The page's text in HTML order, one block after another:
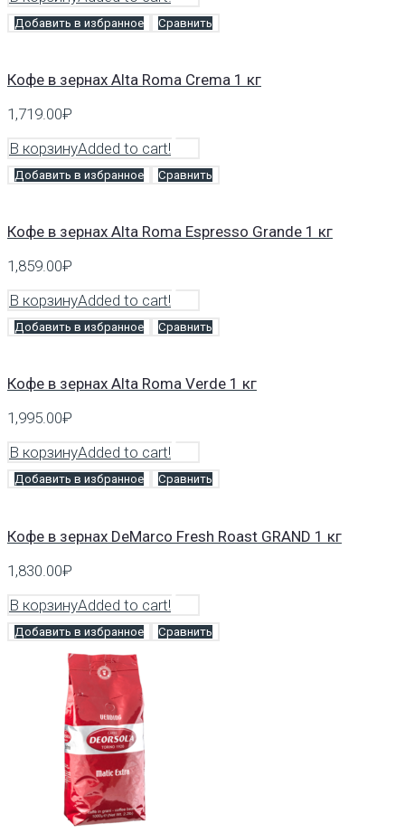
Добавить в избранное Сравнить
Кофе в зернах Alta Roma Crema 1 кг
1,719.00₽
В корзинуAdded to cart!
Добавить в избранное Сравнить
Кофе в зернах Alta Roma Espresso Grande 1 кг
1,859.00₽
В корзинуAdded to cart!
Добавить в избранное Сравнить
Кофе в зернах Alta Roma Verde 1 кг
1,995.00₽
В корзинуAdded to cart!
Добавить в избранное Сравнить
Кофе в зернах DeMarco Fresh Roast GRAND 1 кг
1,830.00₽
В корзинуAdded to cart!
Добавить в избранное Сравнить